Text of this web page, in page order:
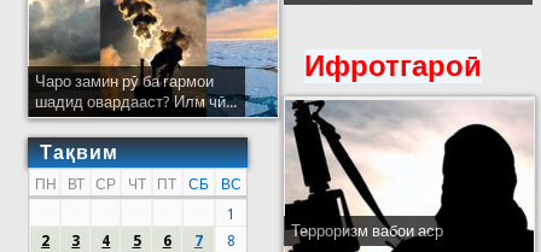
Чаро замин рӯ ба гармои
шадид овардааст? Илм чӣ...
Тақвим
ПН ВТ СР ЧТ ПТ СБ
ВС
1
2
3 4 5 6 7
8
Ифротгароӣ
Терроризм вабои аср